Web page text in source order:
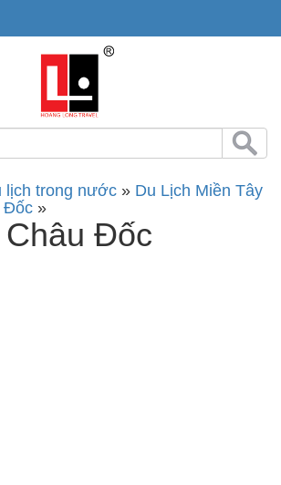
lịch trong nước » Du Lịch Miền Tây
Đốc »
Châu Đốc